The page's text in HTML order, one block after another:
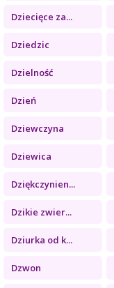
Dziecięce za...
Dziedzic
Dzielność
Dzień
Dziewczyna
Dziewica
Dziękczynien...
Dzikie zwier...
Dziurka od k...
Dzwon